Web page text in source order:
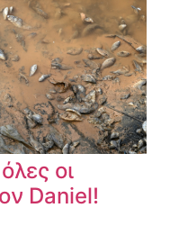
οι
Daniel!